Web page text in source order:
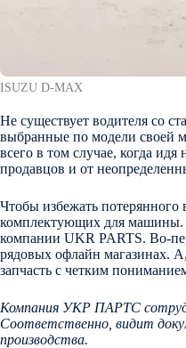
ISUZU D-MAX
Не существует водителя со
выбранные по модели своей
всего в том случае, когда
продавцов и от
Чтобы избежать потерянного
комплектующих для машины.
компании UKR PARTS. Во-
рядовых офлайн магазинах.
запчасть с четким
Компания УКР ПАРТС
Соответственно, видит
производства.